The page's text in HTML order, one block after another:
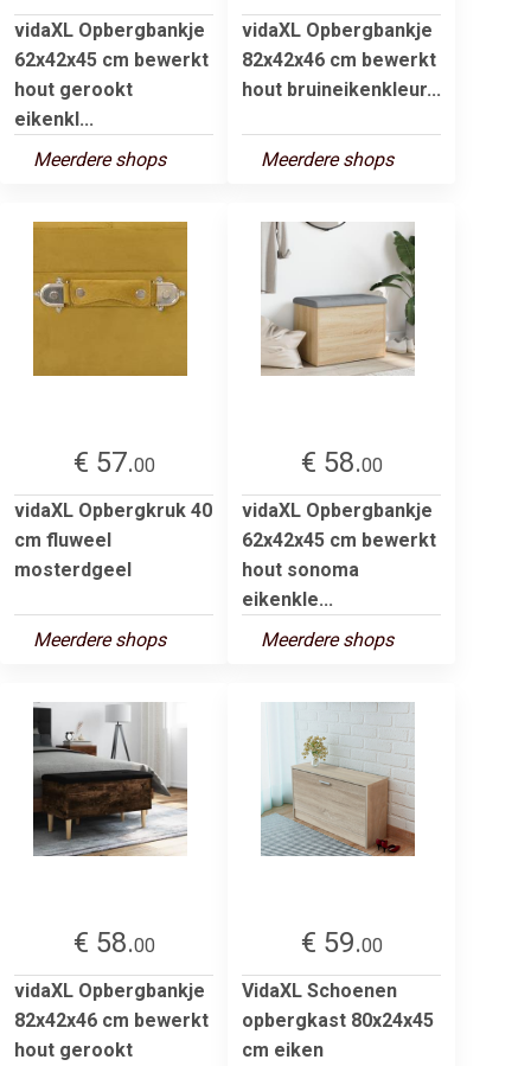
vidaXL Opbergbankje
62x42x45 cm bewerkt
hout gerookt
eikenkl...
Meerdere shops
vidaXL Opbergbankje
82x42x46 cm bewerkt
hout bruineikenkleur...
Meerdere shops
€ 57.00
vidaXL Opbergkruk 40
cm fluweel
mosterdgeel
Meerdere shops
€ 58.00
vidaXL Opbergbankje
62x42x45 cm bewerkt
hout sonoma
eikenkle...
Meerdere shops
€ 58.00
vidaXL Opbergbankje
82x42x46 cm bewerkt
hout gerookt
€ 59.00
VidaXL Schoenen
opbergkast 80x24x45
cm eiken